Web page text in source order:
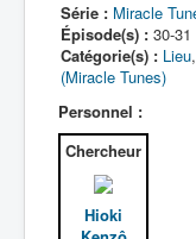
Série : Miracle
Épisode(s) : 30-31
Catégorie(s) : Lieu,
(Miracle Tunes)
Personnel :
Chercheur
Hioki